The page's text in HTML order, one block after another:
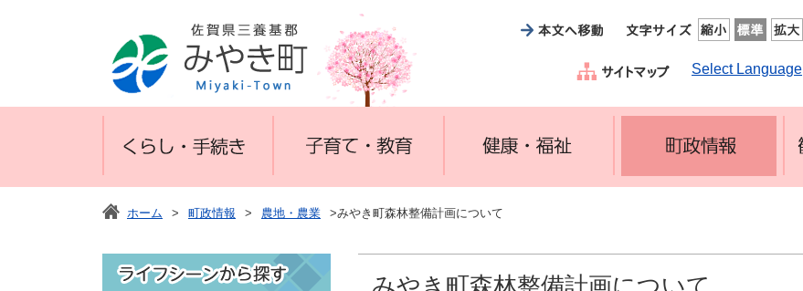
Select Language
ホーム > 町政情報 > 農地・農業 >みやき町森林整備計画について
みやき町森林整備計画について